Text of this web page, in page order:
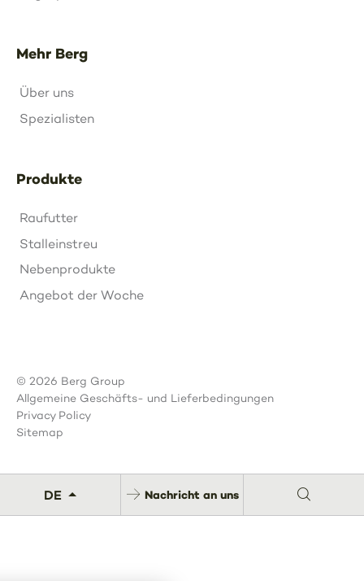
Mehr Berg
Über uns
Spezialisten
Produkte
Raufutter
Stalleinstreu
Nebenprodukte
Angebot der Woche
© 2026 Berg Group
Allgemeine Geschäfts- und Lieferbedingungen
Privacy Policy
Sitemap
DE Nachricht an uns